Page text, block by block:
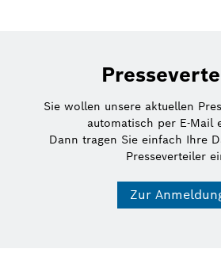
Sie wollen unsere aktuellen
automatisch per E-Mail
Dann tragen Sie einfach Ihre
Presseverteiler
Zur